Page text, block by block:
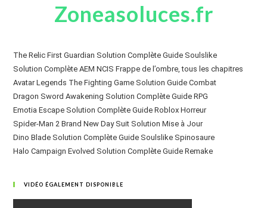
Zoneasoluces.fr
The Relic First Guardian Solution Complète Guide Soulslike
Solution Complète AEM NCIS Frappe de l’ombre, tous les chapitres
Avatar Legends The Fighting Game Solution Guide Combat
Dragon Sword Awakening Solution Complète Guide RPG
Emotia Escape Solution Complète Guide Roblox Horreur
Spider-Man 2 Brand New Day Suit Solution Mise à Jour
Dino Blade Solution Complète Guide Soulslike Spinosaure
Halo Campaign Evolved Solution Complète Guide Remake
VIDÉO ÉGALEMENT DISPONIBLE